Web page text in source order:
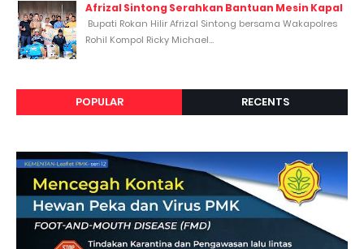
Afrizal Sintong Serahkan Bantuan Mesin Kapal
Bupati Rokan Hilir Afrizal Sintong bersama Wakapolres
Rohil Kompol Ricky Michael...
POPULAR RECENTS